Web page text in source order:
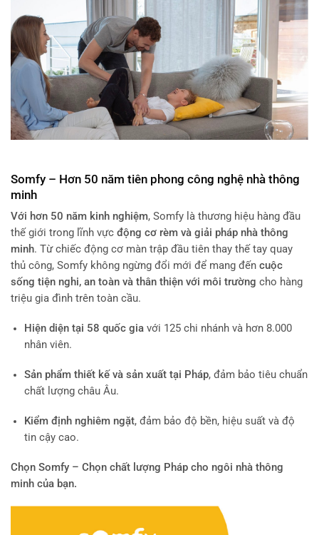
Somfy – Hơn 50 năm tiên phong công nghệ nhà thông
minh
Với hơn 50 năm kinh nghiệm, Somfy là thương hiệu hàng đầu
thế giới trong lĩnh vực động cơ rèm và giải pháp nhà thông
minh. Từ chiếc động cơ màn trập đầu tiên thay thế tay quay
thủ công, Somfy không ngừng đổi mới để mang đến cuộc
sống tiện nghi, an toàn và thân thiện với môi trường cho hàng
triệu gia đình trên toàn cầu.
Hiện diện tại 58 quốc giavới 125 chi nhánh và hơn 8.000
nhân viên.
Sản phẩm thiết kế và sản xuất tại Pháp, đảm bảo tiêu chuẩn
chất lượng châu Âu.
Kiểm định nghiêm ngặt, đảm bảo độ bền, hiệu suất và độ
tin cậy cao.
Chọn Somfy – Chọn chất lượng Pháp cho ngôi nhà thông
minh của bạn.